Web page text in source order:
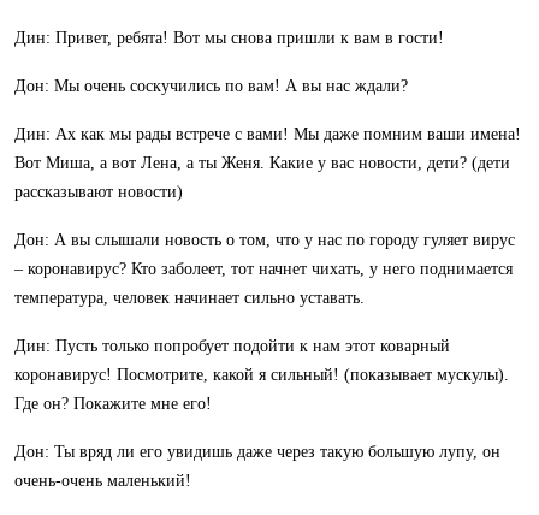
Дин: Привет, ребята! Вот мы снова пришли к вам в гости!
Дон: Мы очень соскучились по вам! А вы нас ждали?
Дин: Ах как мы рады встрече с вами! Мы даже помним ваши имена!
Вот Миша, а вот Лена, а ты Женя. Какие у вас новости, дети? (дети
рассказывают новости)
Дон: А вы слышали новость о том, что у нас по городу гуляет вирус
– коронавирус? Кто заболеет, тот начнет чихать, у него поднимается
температура, человек начинает сильно уставать.
Дин: Пусть только попробует подойти к нам этот коварный
коронавирус! Посмотрите, какой я сильный! (показывает мускулы).
Где он? Покажите мне его!
Дон: Ты вряд ли его увидишь даже через такую большую лупу, он
очень-очень маленький!